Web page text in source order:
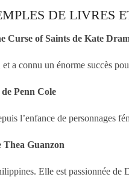
DE LIVRES
Curse of Saints de Kate
a connu un énorme succès
Penn Cole
l’enfance de personnages
Guanzon
Elle est passionnée de